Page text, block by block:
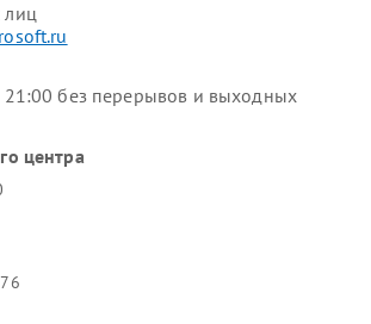
лиц
без перерывов и выходных
центра